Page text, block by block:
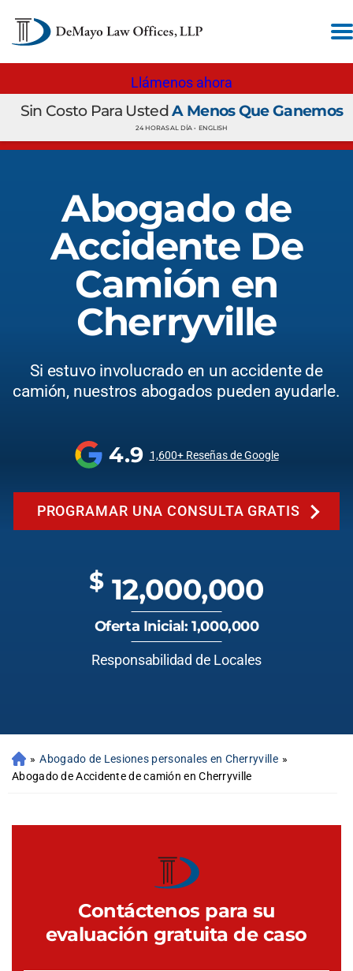
Llámenos ahora
Sin Costo Para UstedA Menos Que Ganemos
24 HORAS AL DÍA • ENGLISH
Abogado de
Accidente De
Camión en
Cherryville
Si estuvo involucrado en un accidente de
camión, nuestros abogados pueden ayudarle.
4.9 1,600+ Reseñas de Google
PROGRAMAR UNA CONSULTA GRATIS
$ 12,000,000
Oferta Inicial: 1,000,000
Responsabilidad de Locales
» Abogado de Lesiones personales en Cherryville »
Abogado de Accidente de camión en Cherryville
Contáctenos para su
evaluación gratuita de caso